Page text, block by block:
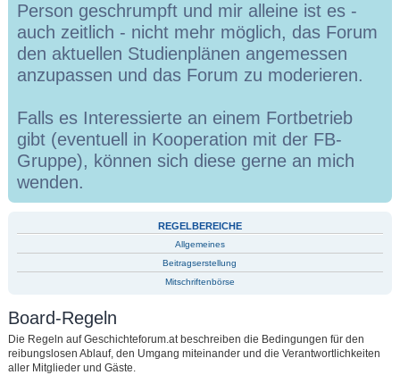
Person geschrumpft und mir alleine ist es -
auch zeitlich - nicht mehr möglich, das Forum
den aktuellen Studienplänen angemessen
anzupassen und das Forum zu moderieren.
Falls es Interessierte an einem Fortbetrieb
gibt (eventuell in Kooperation mit der FB-
Gruppe), können sich diese gerne an mich
wenden.
REGELBEREICHE
Allgemeines
Beitragserstellung
Mitschriftenbörse
Board-Regeln
Die Regeln auf Geschichteforum.at beschreiben die Bedingungen für den
reibungslosen Ablauf, den Umgang miteinander und die Verantwortlichkeiten
aller Mitglieder und Gäste.